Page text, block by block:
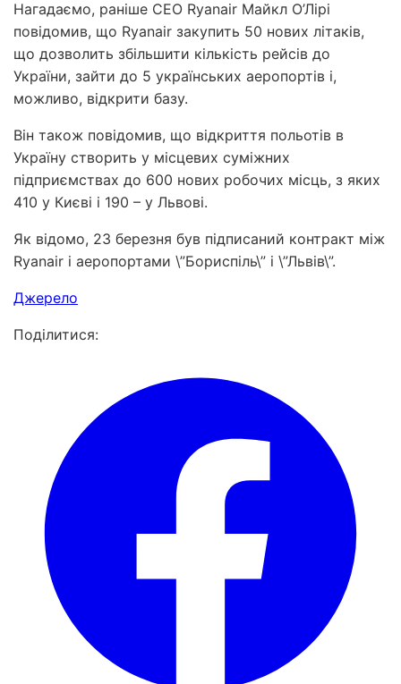
Нагадаємо, раніше CEO Ryanair Майкл О’Лірі
повідомив, що Ryanair закупить 50 нових літаків,
що дозволить збільшити кількість рейсів до
України, зайти до 5 українських аеропортів і,
можливо, відкрити базу.
Він також повідомив, що відкриття польотів в
Україну створить у місцевих суміжних
підприємствах до 600 нових робочих місць, з яких
410 у Києві і 190 – у Львові.
Як відомо, 23 березня був підписаний контракт між
Ryanair і аеропортами \”Бориспіль\” і \”Львів\”.
Джерело
Поділитися: